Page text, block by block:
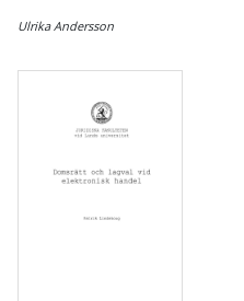
Ulrika Andersson